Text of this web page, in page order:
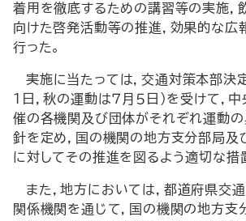
着用を徹底するための講習等の実施，
向けた啓発活動等の推進，効果的な広
行った。
実施に当たっては，交通対策本部決
１日，秋の運動は７月５日）を受けて，
催の各機関及び団体がそれぞれ運動
針を定め，国の機関の地方支分部局及
に対してその推進を図るよう適切な措
また，地方においては，都道府県交
関係機関を通じて，国の機関の地方支